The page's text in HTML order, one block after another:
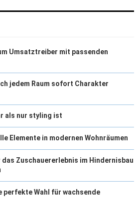
Umsatztreiber mit passenden
jedem Raum sofort Charakter
als nur styling ist
Elemente in modernen Wohnräumen
Zuschauererlebnis im Hindernisbau
perfekte Wahl für wachsende